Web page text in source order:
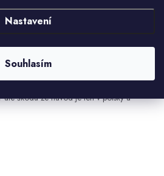
Nastavení
Souhlasím
ale škoda že návod je len v polsky a